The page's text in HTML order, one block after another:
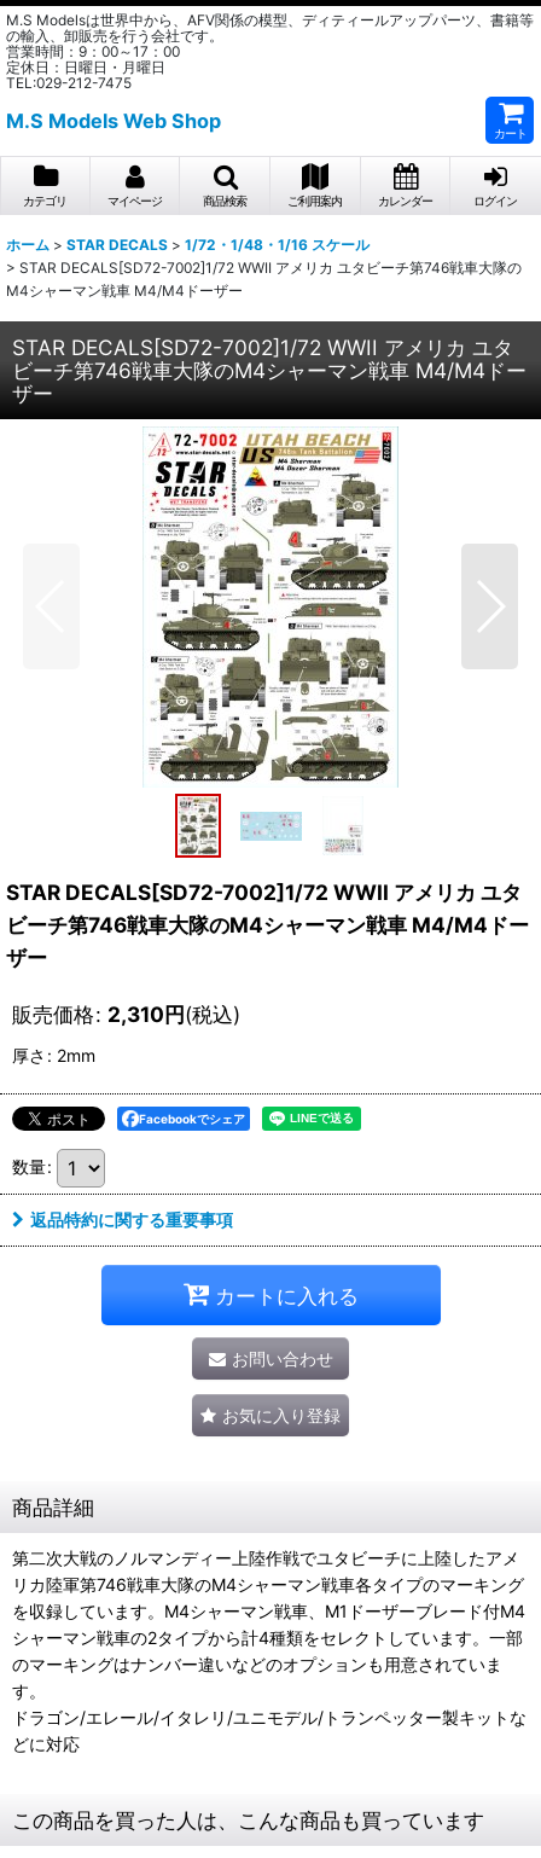
M.S Modelsは世界中から、AFV関係の模型、ディティールアップパーツ、書籍等
の輸入、卸販売を行う会社です。
営業時間：9：00～17：00
定休日：日曜日・月曜日
TEL:029-212-7475
M.S Models Web Shop
カート
カテゴリ マイページ 商品検索 ご利用案内 カレンダー ログイン
ホーム > STAR DECALS > 1/72・1/48・1/16 スケール
> STAR DECALS[SD72-7002]1/72 WWII アメリカ ユタビーチ第746戦車大隊の
M4シャーマン戦車 M4/M4ドーザー
STAR DECALS[SD72-7002]1/72 WWII アメリカ ユタ
ビーチ第746戦車大隊のM4シャーマン戦車 M4/M4ドー
ザー
STAR DECALS[SD72-7002]1/72 WWII アメリカ ユタ
ビーチ第746戦車大隊のM4シャーマン戦車 M4/M4ドー
ザー
販売価格: 2,310円(税込)
厚さ : 2mm
Facebookでシェア
数量:
返品特約に関する重要事項
カートに入れる
お問い合わせ
お気に入り登録
商品詳細
第二次大戦のノルマンディー上陸作戦でユタビーチに上陸したアメ
リカ陸軍第746戦車大隊のM4シャーマン戦車各タイプのマーキング
を収録しています。M4シャーマン戦車、M1ドーザーブレード付M4
シャーマン戦車の2タイプから計4種類をセレクトしています。一部
のマーキングはナンバー違いなどのオプションも用意されていま
す。
ドラゴン/エレール/イタレリ/ユニモデル/トランペッター製キットな
どに対応
この商品を買った人は、こんな商品も買っています